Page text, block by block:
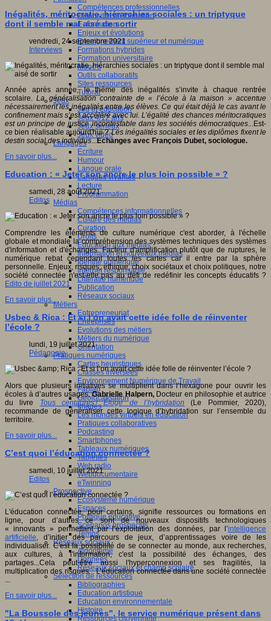
Compétences professionnelles
Dispositifs de formation
E- formation
Enjeux et évolutions
Enseignement supérieur et numérique
Formations hybrides
Formation universitaire
Mooc’s
Outils collaboratifs
Sites ressources
Tutorat
Jeux
Jeu et éducation
Jeux 4/12 ans
Jeux sérieux
Jeux vidéo
Langages
Ecriture
Humour
Langue orale
Langues vivantes
Lecture
Programmation
Médias
Compétences informationnelles
Culture des médias
Curation
Droits
Education aux médias
Information et nouveaux médias
Identité numérique
Internet responsable
Littératie numérique
Publication
Réseaux sociaux
Métiers
Entrepreneuriat
Entreprises
Evolutions des métiers
Métiers du numérique
Orientation
Pratiques numériques
Cartes heuristiques
Classes inversées
Environnement Numérique de Travail
Fablab
Géolocalisation
Images
Les mondes virtuels en éducation
Pratiques collaboratives
Podcasting
Smartphones
Tableaux numériques
Tablettes
Web radio
Webdocumentaire
eTwinning
Prospective
Ecosystème numérique
Espaces
Politique éducative
Scénarios prospectifs
Temps
Réseaux sociaux
Algorithme
Données
Réseaux sociaux et champ scolaire
Sélection de ressources
Bibliographies
Education artistique
Education environnementale
Histoire
Ressources citoyenneté
Inégalités, méritocratie, hiérarchies sociales : un triptyque
dont il semble mal aisé de sortir
vendredi, 24 septembre 2021
Interviews
Année après année, le thème des inégalités s’invite à chaque rentrée
scolaire.La généralisation contrainte de « l’école à la maison » accentue
nécessairement les inégalités entre les élèves. Ce qui était déjà le cas avant le
confinement mais s’est accéléré avec lui. L’égalité des chances méritocratiques
est un principe de justice incontestable dans les sociétés démocratiques...Est-
ce bien réalisable aujourd'hui ?Les inégalités sociales et les diplômes fixent le
destin social des individus...Echanges avec François Dubet, sociologue.
En savoir plus...
Education : « Jeter son ancre le plus loin possible » ?
samedi, 28 août 2021
Editos
Comprendre les éléments de culture numérique c'est aborder, à l'échelle
globale et mondiale la compréhension des systèmes techniques des systèmes
d'information et d'échanges. Facteur d'amplification plutôt que de ruptures, le
numérique rebat cependant toutes les cartes car il entre par la sphère
personnelle. Enjeux, risques, éthique, choix sociétaux et choix politiques, notre
société connectée n'est-elle pas au défi de redéfinir les concepts éducatifs ?
Edito de juillet 2021
En savoir plus...
Usbec & Rica : Et si l’on avait cette idée folle de réinventer
l’école ?
lundi, 19 juillet 2021
Pédagogie
Alors que plusieurs initiatives se multiplient dans l’hexagone pour ouvrir les
écoles à d’autres usages,Gabrielle Halpern,Docteur en philosophie et autrice
du livre Tous centaures ! Éloge de l’hybridation (Le Pommier, 2020),
recommande de généraliser cette logique d’hybridation sur l’ensemble du
territoire.
En savoir plus...
C’est quoi l’éducation connectée ?
samedi, 10 juillet 2021
Editos
L'éducation connectée, pour certains, signifie ressources ou formations en
ligne, pour d’autres ce sont de nouveaux dispositifs technologiques
« innovants » permettant par l’exploitation des données, par l’intelligence
artificielle, d’initier des parcours de jeux, d’apprentissages voire de les
individualiser. C'est la possibilité de se connecter au monde, aux recherches,
aux cultures, à l'information, c'est la possibilité des échanges, des
partages...Cela peut-être aussi l'hyperconnexion et ses fragilités, la
multiplication des risques... L’éducation connectée dans une société connectée
...
En savoir plus...
"La Boussole des jeunes", le service numérique présent dans